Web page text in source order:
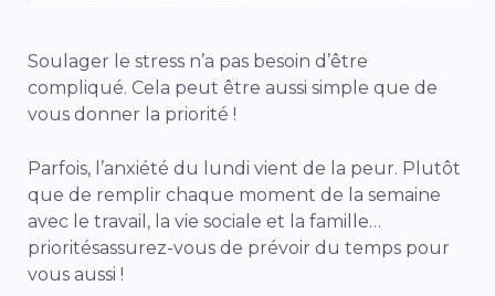
Soulager le stress n’a pas besoin d’être
compliqué. Cela peut être aussi simple que de
vous donner la priorité !
Parfois, l’anxiété du lundi vient de la peur. Plutôt
que de remplir chaque moment de la semaine
avec le travail, la vie sociale et la famille…
prioritésassurez-vous de prévoir du temps pour
vous aussi !